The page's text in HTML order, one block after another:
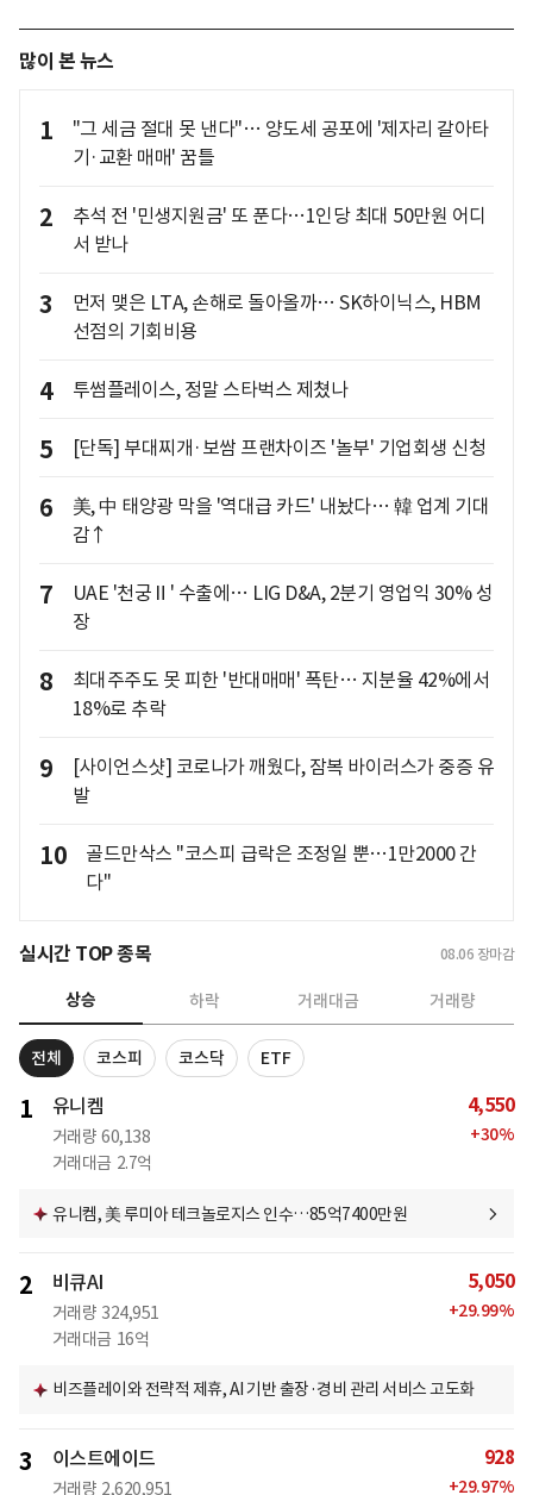
많이 본 뉴스
1
"그 세금 절대 못 낸다"… 양도세 공포에 '제자리 갈아타
기·교환 매매' 꿈틀
2
추석 전 '민생지원금' 또 푼다…1인당 최대 50만원 어디
서 받나
3
먼저 맺은 LTA, 손해로 돌아올까… SK하이닉스, HBM
선점의 기회비용
4 투썸플레이스, 정말 스타벅스 제쳤나
5 [단독] 부대찌개·보쌈 프랜차이즈 '놀부' 기업회생 신청
6
美, 中 태양광 막을 '역대급 카드' 내놨다… 韓 업계 기대
감↑
7
UAE '천궁Ⅱ' 수출에… LIG D&A, 2분기 영업익 30% 성
장
8
최대주주도 못 피한 '반대매매' 폭탄… 지분율 42%에서
18%로 추락
9
[사이언스샷] 코로나가 깨웠다, 잠복 바이러스가 중증 유
발
10
골드만삭스 "코스피 급락은 조정일 뿐…1만2000 간
다"
실시간 TOP 종목 08.06 장마감
상승 하락 거래대금 거래량
전체 코스피 코스닥 ETF
1 유니켐
거래량 60,138
거래대금 2.7억
4,550
+30%
유니켐, 美 루미아 테크놀로지스 인수…85억7400만원
2 비큐AI
거래량 324,951
거래대금 16억
5,050
+29.99%
비즈플레이와 전략적 제휴, AI 기반 출장·경비 관리 서비스 고도화
3 이스트에이드
거래량 2,620,951
928
+29.97%